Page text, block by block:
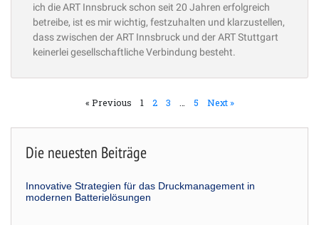
ich die ART Innsbruck schon seit 20 Jahren erfolgreich
betreibe, ist es mir wichtig, festzuhalten und klarzustellen,
dass zwischen der ART Innsbruck und der ART Stuttgart
keinerlei gesellschaftliche Verbindung besteht.
« Previous 1 2 3 5 Next »
Die neuesten Beiträge
Innovative Strategien für das Druckmanagement in
modernen Batterielösungen